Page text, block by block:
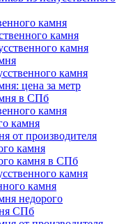
камня
камня
камня
камня
цена за метр
в СПб
камня
камня
от производителя
камня
камня в СПб
камня
камня
недорого
СПб